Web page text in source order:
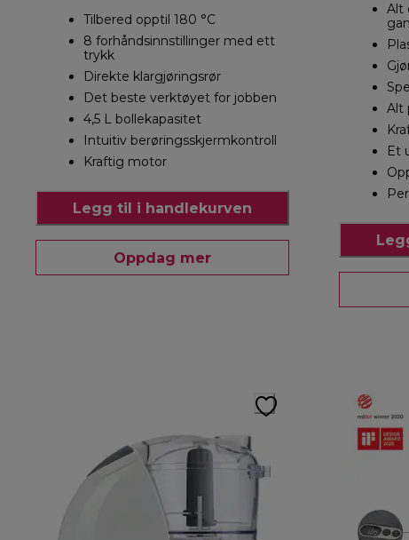
Tilbered opptil 180 °C
8 forhåndsinnstillinger med ett
trykk
Direkte klargjøringsrør
Det beste verktøyet for jobben
4,5 L bollekapasitet
Intuitiv berøringsskjermkontroll
Kraftig motor
Legg til i handlekurven
Oppdag mer
Alt
Alt
Et